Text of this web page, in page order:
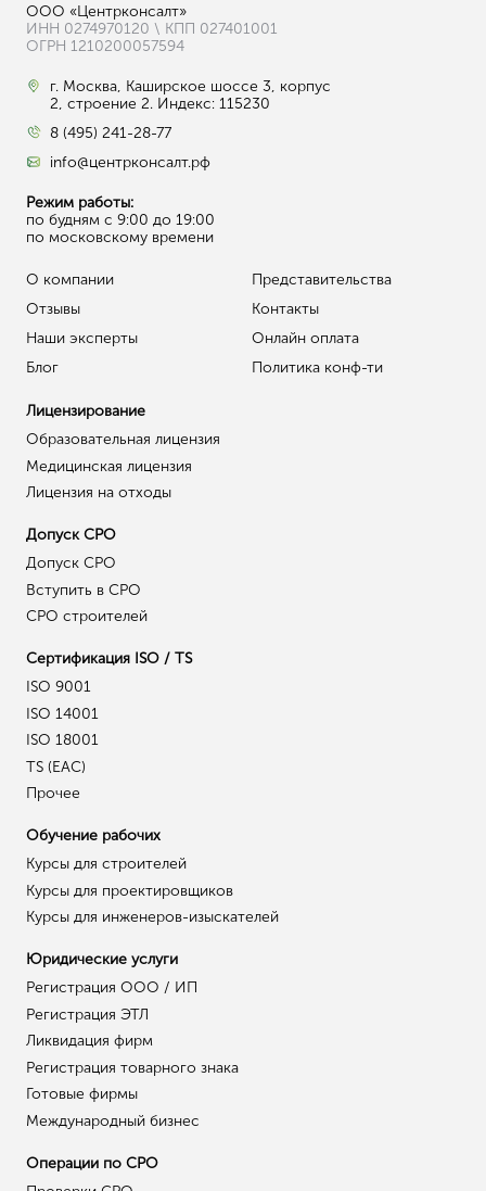
ООО «Центрконсалт»
ИНН 0274970120 \ КПП 027401001
ОГРН 1210200057594
г. Москва, Каширское шоссе 3, корпус
2, строение 2. Индекс: 115230
8 (495) 241-28-77
info@центрконсалт.рф
Режим работы:
по будням с 9:00 до 19:00
по московскому времени
О компании
Отзывы
Наши эксперты
Блог
Представительства
Контакты
Онлайн оплата
Политика конф-ти
Лицензирование
Образовательная лицензия
Медицинская лицензия
Лицензия на отходы
Допуск СРО
Допуск СРО
Вступить в СРО
СРО строителей
Сертификация ISO / TS
ISO 9001
ISO 14001
ISO 18001
TS (EAC)
Прочее
Обучение рабочих
Курсы для строителей
Курсы для проектировщиков
Курсы для инженеров-изыскателей
Юридические услуги
Регистрация ООО / ИП
Регистрация ЭТЛ
Ликвидация фирм
Регистрация товарного знака
Готовые фирмы
Международный бизнес
Операции по СРО